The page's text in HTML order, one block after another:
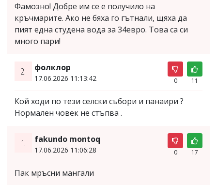
Фамозно! Добре им се е получило на
кръчмарите. Ако не бяха го гътнали, щяха да
пият една студена вода за 34евро. Това са си
много пари!
2. фолклор
17.06.2026 11:13:42 0 11
Кой ходи по тези селски събори и панаири ?
Нормален човек не стъпва .
1. fakundo montoq
17.06.2026 11:06:28 0 17
Пак мръсни мангали